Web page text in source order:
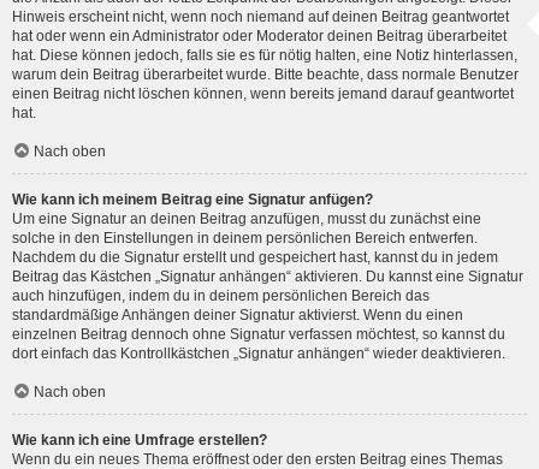
Hinweis erscheint nicht, wenn noch niemand auf deinen Beitrag geantwortet
hat oder wenn ein Administrator oder Moderator deinen Beitrag überarbeitet
hat. Diese können jedoch, falls sie es für nötig halten, eine Notiz hinterlassen,
warum dein Beitrag überarbeitet wurde. Bitte beachte, dass normale Benutzer
einen Beitrag nicht löschen können, wenn bereits jemand darauf geantwortet
hat.
Nach oben
Wie kann ich meinem Beitrag eine Signatur anfügen?
Um eine Signatur an deinen Beitrag anzufügen, musst du zunächst eine
solche in den Einstellungen in deinem persönlichen Bereich entwerfen.
Nachdem du die Signatur erstellt und gespeichert hast, kannst du in jedem
Beitrag das Kästchen „Signatur anhängen“ aktivieren. Du kannst eine Signatur
auch hinzufügen, indem du in deinem persönlichen Bereich das
standardmäßige Anhängen deiner Signatur aktivierst. Wenn du einen
einzelnen Beitrag dennoch ohne Signatur verfassen möchtest, so kannst du
dort einfach das Kontrollkästchen „Signatur anhängen“ wieder deaktivieren.
Nach oben
Wie kann ich eine Umfrage erstellen?
Wenn du ein neues Thema eröffnest oder den ersten Beitrag eines Themas